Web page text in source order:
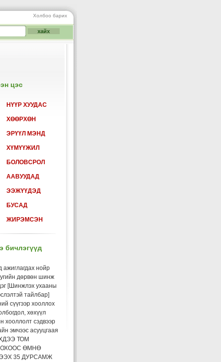
Холбоо барих
цэс
НҮҮР ХУУДАС
ХӨӨРХӨН
ЭРҮҮЛ МЭНД
ХҮМҮҮЖИЛ
БОЛОВСРОЛ
ААВУУДАД
ЭЭЖҮҮДЭД
БУСАД
ЖИРЭМСЭН
бичлэгүүд
ажиглагдах нойр
дөрвөн шинж
[Шинжлэх ухааны
тайлбар]
сүүгээр хооллох
хөхүүл
хооллолт сэдвээр
эмчээс асууцгаая
ТОМ
ӨМНӨ
35 ДУРСАМЖ